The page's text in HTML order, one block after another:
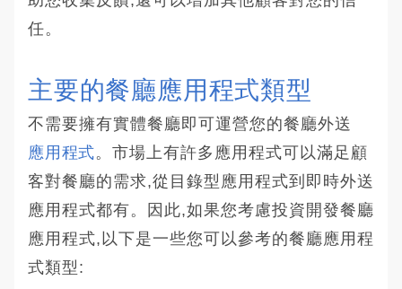
任。
主要的餐廳應用程式類型
不需要擁有實體餐廳即可運營您的餐廳外送
應用程式。市場上有許多應用程式可以滿足顧
客對餐廳的需求,從目錄型應用程式到即時外送
應用程式都有。因此,如果您考慮投資開發餐廳
應用程式,以下是一些您可以參考的餐廳應用程
式類型: